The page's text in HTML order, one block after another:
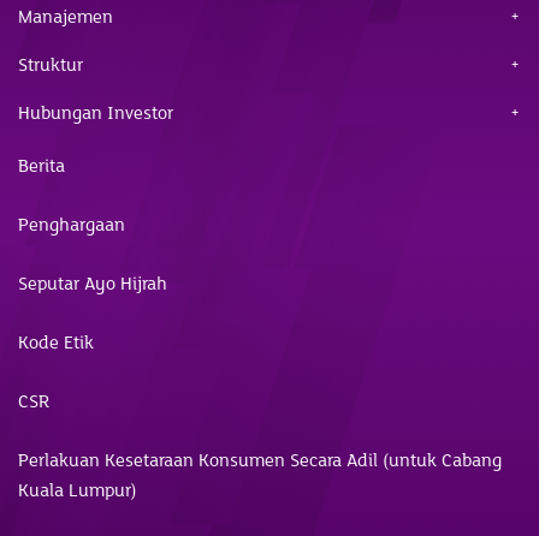
Manajemen
Struktur
Hubungan Investor
Berita
Penghargaan
Seputar Ayo Hijrah
Kode Etik
CSR
Perlakuan Kesetaraan Konsumen Secara Adil (untuk Cabang
Kuala Lumpur)